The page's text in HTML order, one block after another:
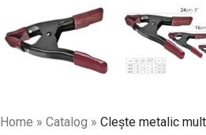
Home » Catalog » Clește metalic